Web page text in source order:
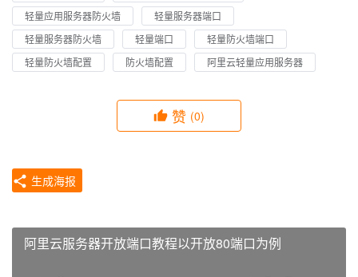
轻量应用服务器防火墙
轻量服务器端口
轻量服务器防火墙
轻量端口
轻量防火墙端口
轻量防火墙配置
防火墙配置 阿里云轻量应用服务器
赞 (0)
生成海报
阿里云服务器开放端口教程以开放80端口为例